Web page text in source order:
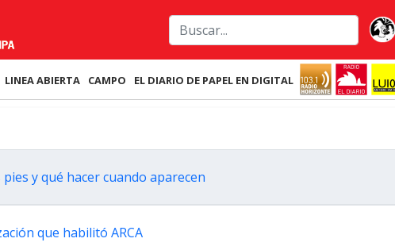
LINEA ABIERTA CAMPO EL DIARIO DE PAPEL EN DIGITAL
y qué hacer cuando aparecen
que habilitó ARCA